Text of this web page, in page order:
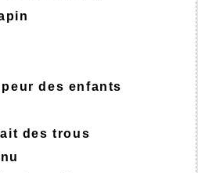
des enfants
des trous